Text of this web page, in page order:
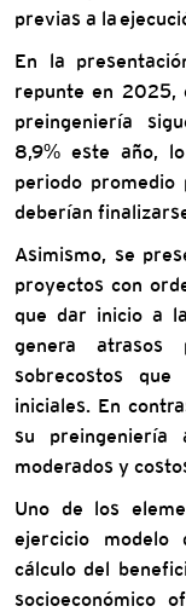
previas a la
En la
repunte en 2025,
preingeniería
8,9% este año,
periodo promedio
deberían
Asimismo, se
proyectos con
que dar inicio a
genera
sobrecostos
iniciales. En
su preingeniería
moderados y
Uno de los
ejercicio
cálculo del
socioeconómico